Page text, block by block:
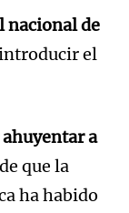
nacional de
el
a
que la
ha habido